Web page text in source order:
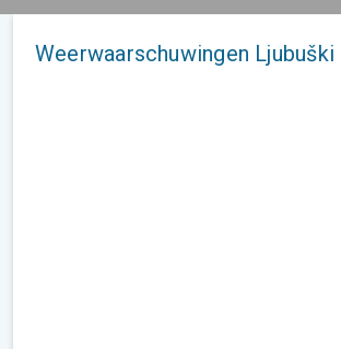
Weerwaarschuwingen Ljubuški